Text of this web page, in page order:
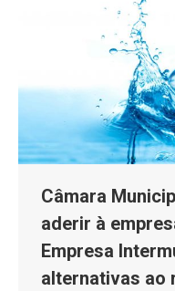
Câmara
aderir à
Empresa
alternativas ao